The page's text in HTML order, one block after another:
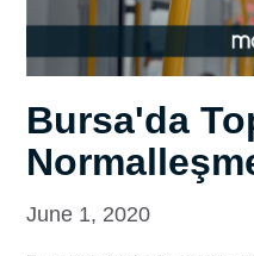
Bursa'da
June 1, 2020